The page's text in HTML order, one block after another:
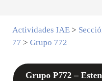
Actividades IAE>
77 > Grupo 772
Grupo P772 –